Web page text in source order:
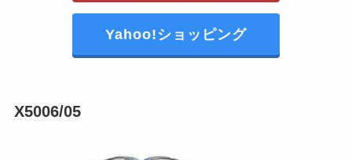
Yahoo!ショッピング
X5006/05